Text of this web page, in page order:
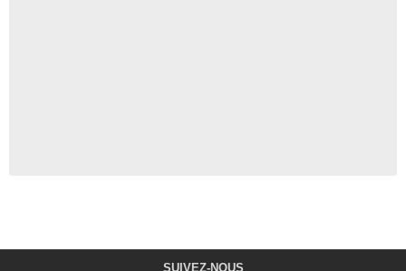
SUIVEZ-NOUS